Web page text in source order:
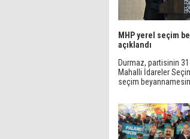
MHP yerel seçim
açıklandı
Durmaz, partisinin
Mahalli İdareler
seçim beyannamesini